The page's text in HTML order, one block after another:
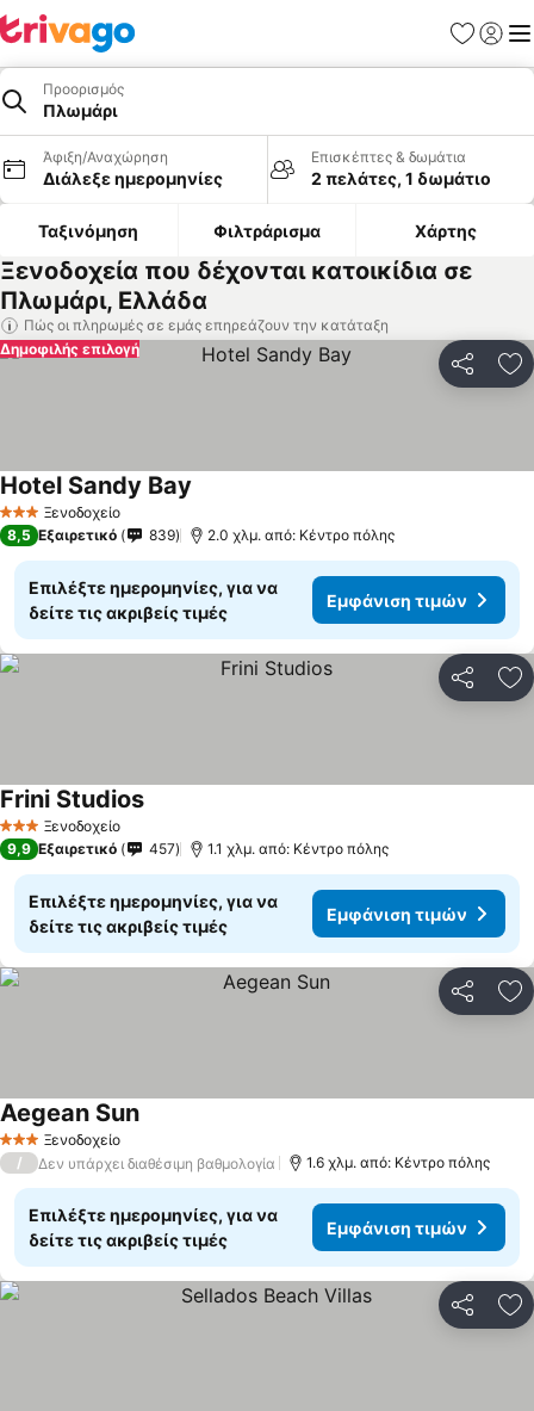
Προορισμός
Πλωμάρι
Άφιξη/Αναχώρηση
Διάλεξε ημερομηνίες
Επισκέπτες & δωμάτια
2 πελάτες, 1 δωμάτιο
Ταξινόμηση Φιλτράρισμα Χάρτης
Ξενοδοχεία που δέχονται κατοικίδια σε
Πλωμάρι, Ελλάδα
Πώς οι πληρωμές σε εμάς επηρεάζουν την κατάταξη
Δημοφιλής επιλογή
3 ΑστέριαΞενοδοχείο
Hotel Sandy Bay
8,5 Εξαιρετικό 839 2.0 χλμ. από: Κέντρο πόλης
Επιλέξτε ημερομηνίες, για να
δείτε τις ακριβείς τιμές
Εμφάνιση τιμών
3 ΑστέριαΞενοδοχείο
Frini StudiosΕμφάνιση τιμών
9,9 Εξαιρετικό 457 1.1 χλμ. από: Κέντρο πόλης
Επιλέξτε ημερομηνίες, για να
δείτε τις ακριβείς τιμές
Εμφάνιση τιμών
3 ΑστέριαΞενοδοχείο
Aegean SunΕμφάνιση τιμών
/ Δεν υπάρχει διαθέσιμη βαθμολογία 1.6 χλμ. από: Κέντρο πόλης
Επιλέξτε ημερομηνίες, για να
δείτε τις ακριβείς τιμές
Εμφάνιση τιμών